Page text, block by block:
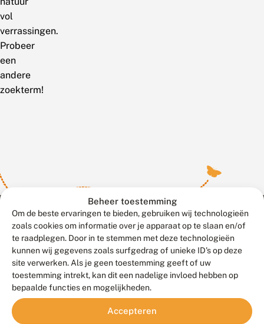
Beheer toestemming
Om de beste ervaringen te bieden, gebruiken wij technologieën
zoals cookies om informatie over je apparaat op te slaan en/of
te raadplegen. Door in te stemmen met deze technologieën
kunnen wij gegevens zoals surfgedrag of unieke ID's op deze
site verwerken. Als je geen toestemming geeft of uw
toestemming intrekt, kan dit een nadelige invloed hebben op
bepaalde functies en mogelijkheden.
Accepteren
vol
verrassingen.
Probeer
een
andere
zoekterm!
Contact
Veelgestelde vragen
Meld waarnemingen© 2026 Vlinderstichting
Duurzaam ontwikkeld door
Go2People
, ontworpen door
Blue Field Agency
Privacy
Disclaimer
Sitemap